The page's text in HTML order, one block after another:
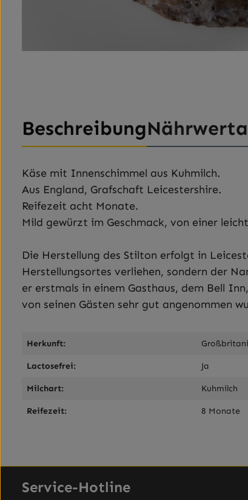
Beschreibung
Käse mit Innenschimmel aus Kuhmilch.
Aus England, Grafschaft Leicestershire.
Reifezeit acht Monate.
Mild gewürzt im Geschmack, von einer
Die Herstellung des Stilton erfolgt in
Herstellungsortes verliehen, sondern der
er erstmals in einem Gasthaus, dem Bell
von seinen Gästen sehr gut angenommen
Herkunft:
Lactosefrei: Ja
Milchart: Kuhmilch
Reifezeit: 8 Monate
Service-Hotline